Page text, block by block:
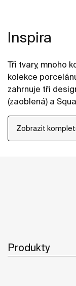
Inspira
Tři tvary, mnoho
kolekce
zahrnuje tři
(zaoblená) a
kombinovat,
jakémkoliv stylu.
Zobrazit
Produkty